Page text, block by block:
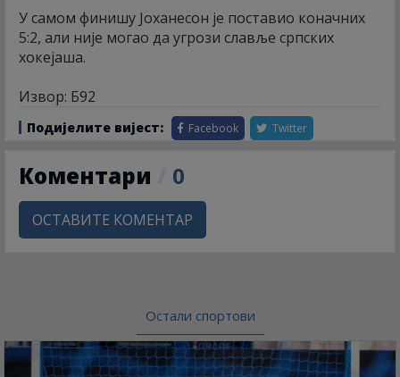
У самом финишу Јоханесон је поставио коначних
5:2, али није могао да угрози славље српских
хокејаша.
Извор: Б92
Подијелите вијест: Facebook Twitter
Коментари 0
ОСТАВИТЕ КОМЕНТАР
Остали спортови